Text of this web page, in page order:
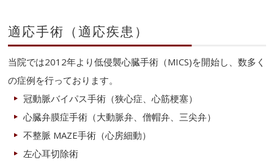
適応手術（適応疾患）
当院では2012年より低侵襲心臓手術（MICS)を開始し、数多く
の症例を行っております。
冠動脈バイパス手術（狭心症、心筋梗塞）
心臓弁膜症手術（大動脈弁、僧帽弁、三尖弁）
不整脈 MAZE手術（心房細動）
左心耳切除術